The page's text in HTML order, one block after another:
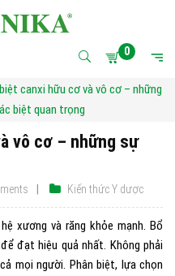
0
canxi hữu cơ và vô cơ – những
biệt quan trọng
vô cơ – những sự
Kiến thức Y dược
xương và răng khỏe mạnh. Bổ
đạt hiệu quả nhất. Không phải
mọi người. Phân biệt, lựa chọn